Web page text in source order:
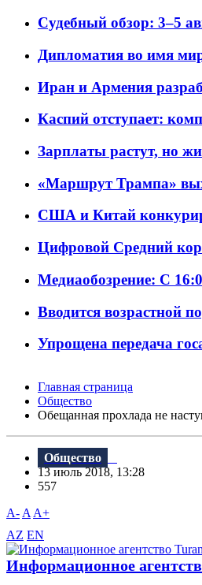
Судебный обзор: 3–5
Дипломатия во имя
Иран и Армения
Каспий отступает:
Зарплаты растут, но
«Маршрут Трампа»
США и Китай
Цифровой Средний
Медиаобозрение: С
Вводится возрастной
Упрощена передача
Главная страница
Общество
Обещанная прохлада не
Общество
13 июль 2018, 13:28
557
A- A A+
AZ EN
Информационное